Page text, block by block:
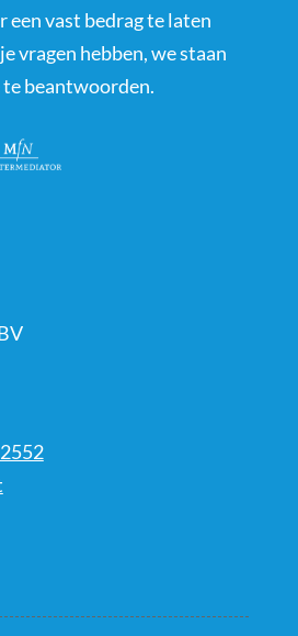
een vast bedrag te laten
vragen hebben, we staan
beantwoorden.